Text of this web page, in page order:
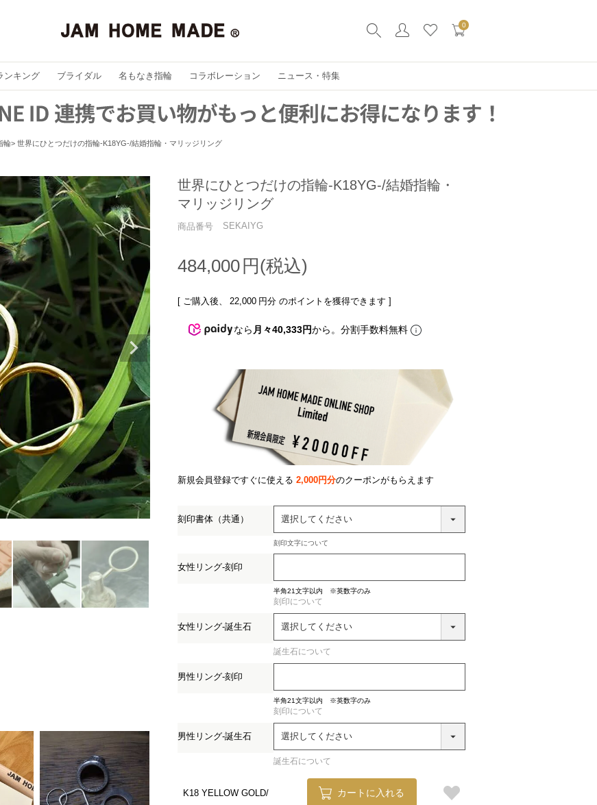
0
ンキング ブライダル 名もなき指輪 コラボレーション ニュース・特集
輪 世界にひとつだけの指輪-K18YG-/結婚指輪・マリッジリング
世界にひとつだけの指輪-K18YG-/結婚指輪・
マリッジリング
商品番号 SEKAIYG
484,000
[ ご購入後、 22,000 円分 のポイントを獲得できます ]
なら 月々40,333円から。分割手数料無料
新規会員登録ですぐに使える 2,000円分のクーポンがもらえます
刻印書体（共通）
刻印文字について
女性リング-刻印
半角21文字以内 ※英数字のみ
刻印について
女性リング-誕生石
誕生石について
男性リング-刻印
半角21文字以内 ※英数字のみ
刻印について
男性リング-誕生石
須)
誕生石について
K18 YELLOW GOLD カートに入れる